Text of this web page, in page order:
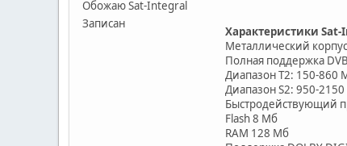
Обожаю Sat-Integral
Записан
Характеристики Sat-
Металлический
Полная поддержка
Диапазон T2: 150-860
Диапазон S2: 950-2150
Быстродействующий
Flash 8 Мб
RAM 128 Мб